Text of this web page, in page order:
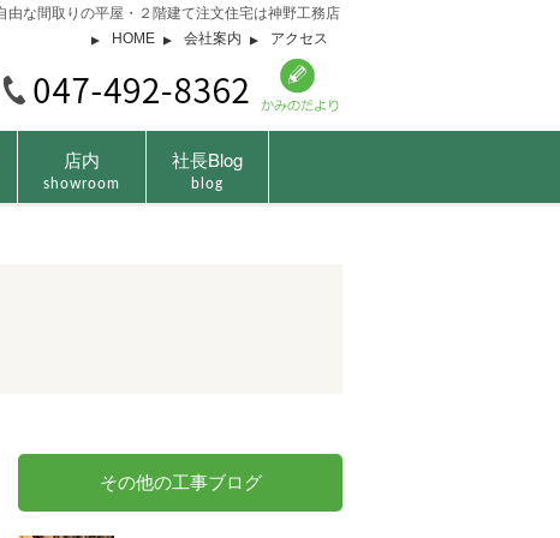
由な間取りの平屋・２階建て注文住宅は神野工務店
HOME
会社案内 アクセス
店内
showroom
社長Blog
blog
その他の工事ブログ